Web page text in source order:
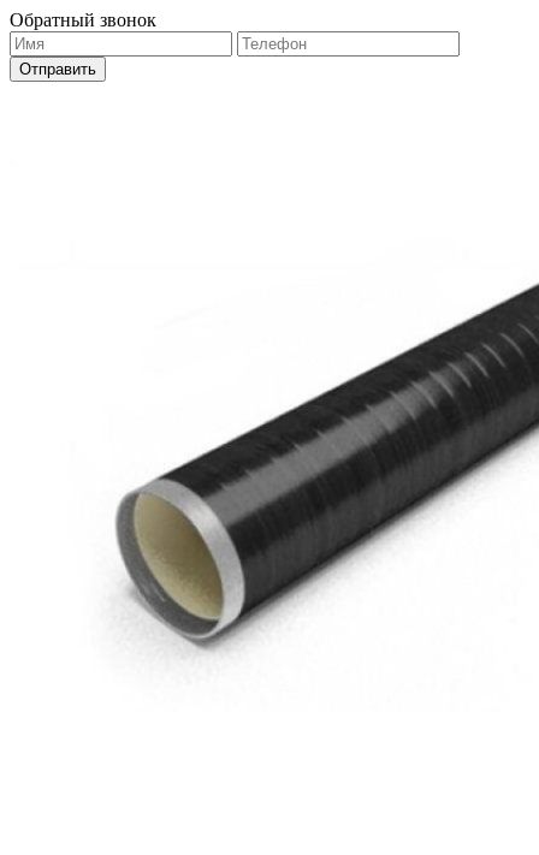
Обратный звонок